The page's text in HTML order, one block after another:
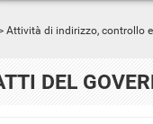
Attività di indirizzo, controllo
DEL